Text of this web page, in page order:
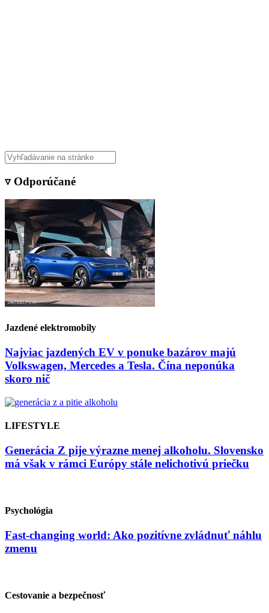
▿ Odporúčané
Jazdené elektromobily
Najviac jazdených EV v ponuke bazárov majú
Volkswagen, Mercedes a Tesla. Čína neponúka
skoro nič
LIFESTYLE
Generácia Z pije výrazne menej alkoholu. Slovensko
má však v rámci Európy stále nelichotivú priečku
Psychológia
Fast-changing world: Ako pozitívne zvládnuť náhlu
zmenu
Cestovanie a bezpečnosť